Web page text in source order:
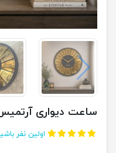
ساعت دیواری
اولین نفر